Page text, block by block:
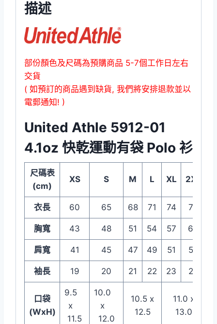
描述
部份顏色及尺碼為預購商品 5-7個工作日左右
交貨
( 如預訂的商品遇到缺貨, 我們將安排退款並以
電郵通知! )
United Athle 5912-01
4.1oz 快乾運動有袋 Polo 衫
尺碼表
(cm)
XS S M L XL 2XL
衣長 60 65 68 71 74 77
胸寬 43 48 51 54 57 60
肩寬 41 45 47 49 51 54
袖長 19 20 21 22 23 25
口袋
(WxH)
9.5
x
11.5
10.0
x
12.0
10.5 x
12.5
11.0 x
13.0